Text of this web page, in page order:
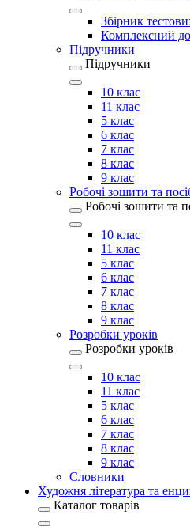
Збірник
Комплексний
Підручники
Підручники
10 клас
11 клас
5 клас
6 клас
7 клас
8 клас
9 клас
Робочі зошити та
Робочі зошити та
10 клас
11 клас
5 клас
6 клас
7 клас
8 клас
9 клас
Розробки уроків
Розробки уроків
10 клас
11 клас
5 клас
6 клас
7 клас
8 клас
9 клас
Словники
Художня література та
Каталог товарів